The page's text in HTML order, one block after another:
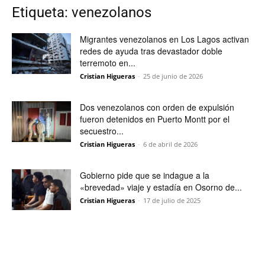
Etiqueta: venezolanos
Migrantes venezolanos en Los Lagos activan
redes de ayuda tras devastador doble
terremoto en...
Cristian Higueras - 25 de junio de 2026
Dos venezolanos con orden de expulsión
fueron detenidos en Puerto Montt por el
secuestro...
Cristian Higueras - 6 de abril de 2026
Gobierno pide que se indague a la
«brevedad» viaje y estadía en Osorno de...
Cristian Higueras - 17 de julio de 2025